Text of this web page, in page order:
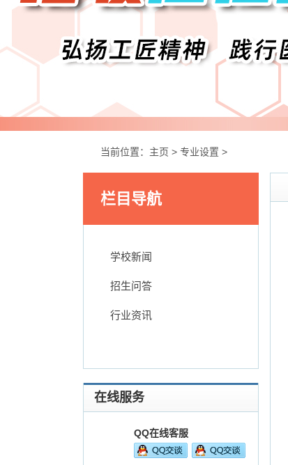
当前位置： 主页 > 专业设置 >
栏目导航
学校新闻
招生问答
行业资讯
在线服务
QQ在线客服